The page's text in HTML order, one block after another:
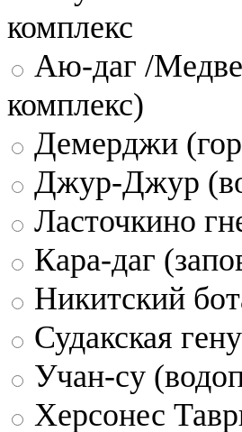
комплекс
Аю-даг /
комплекс)
Демерджи
Джур-Джур
Ласточкино
Кара-даг
Никитский
Судакская
Учан-су
Херсонес